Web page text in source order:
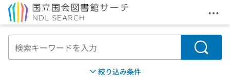
メ
検索
絞り込み条件